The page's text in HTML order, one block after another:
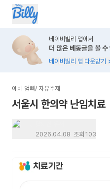
베이비빌리 앱에서
더 많은 베동글을 볼 수
베이비빌리 앱 다운받기
예비 엄빠/ 자유주제
서울시 한의약 난임치료
2026.04.08 조회 103